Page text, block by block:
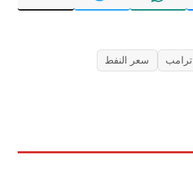
ترامب سعر النفط